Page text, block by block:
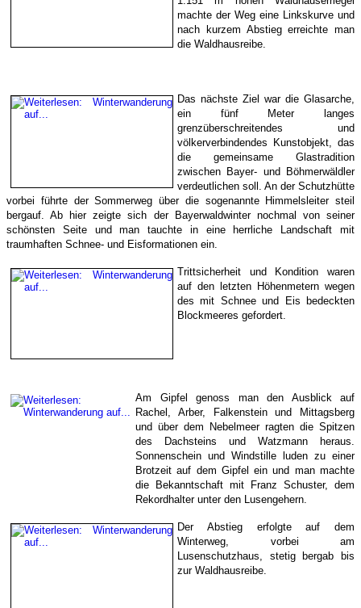
machte der Weg eine Linkskurve und
nach kurzem Abstieg erreichte man
die Waldhausreibe.
Das nächste Ziel war die Glasarche,
ein fünf Meter langes
grenzüberschreitendes und
völkerverbindendes Kunstobjekt, das
die gemeinsame Glastradition
zwischen Bayer- und Böhmerwäldler
verdeutlichen soll. An der Schutzhütte
vorbei führte der Sommerweg über die sogenannte Himmelsleiter steil
bergauf. Ab hier zeigte sich der Bayerwaldwinter nochmal von seiner
schönsten Seite und man tauchte in eine herrliche Landschaft mit
traumhaften Schnee- und Eisformationen ein.
Trittsicherheit und Kondition waren
auf den letzten Höhenmetern wegen
des mit Schnee und Eis bedeckten
Blockmeeres gefordert.
Am Gipfel genoss man den Ausblick auf
Rachel, Arber, Falkenstein und Mittagsberg
und über dem Nebelmeer ragten die Spitzen
des Dachsteins und Watzmann heraus.
Sonnenschein und Windstille luden zu einer
Brotzeit auf dem Gipfel ein und man machte
die Bekanntschaft mit Franz Schuster, dem
Rekordhalter unter den Lusengehern.
Der Abstieg erfolgte auf dem
Winterweg, vorbei am
Lusenschutzhaus, stetig bergab bis
zur Waldhausreibe.